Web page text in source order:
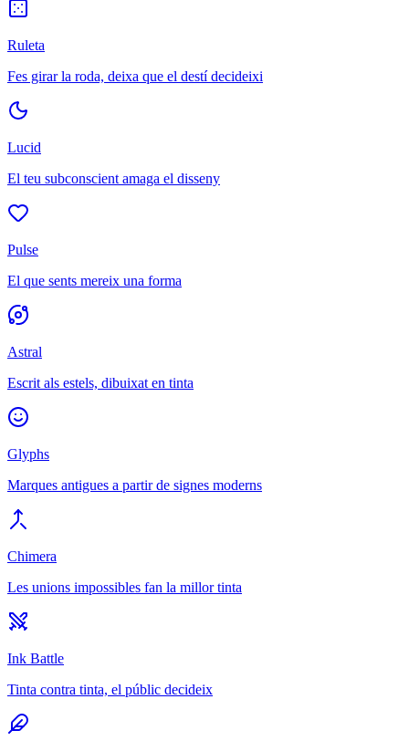
Ruleta
Fes girar la roda, deixa que el destí decideixi
Lucid
El teu subconscient amaga el disseny
Pulse
El que sents mereix una forma
Astral
Escrit als estels, dibuixat en tinta
Glyphs
Marques antigues a partir de signes moderns
Chimera
Les unions impossibles fan la millor tinta
Ink Battle
Tinta contra tinta, el públic decideix